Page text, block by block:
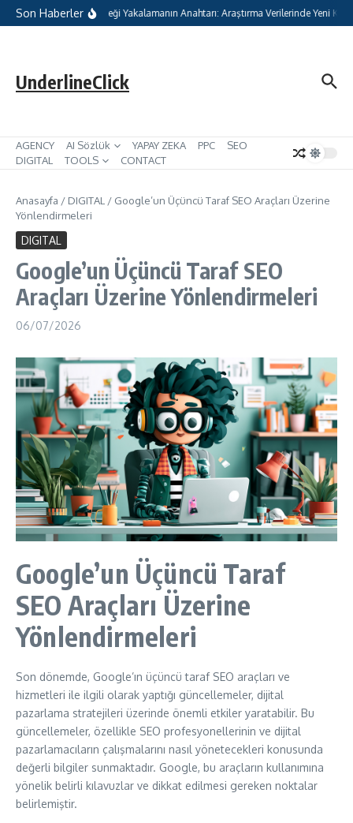
İçeriğe atla
Son Haberler
Pazarlamada Geleceği Yakalamanın Anahtarı: Araştırma Verilerinde Yeni
UnderlineClick
AGENCY AI Sözlük YAPAY ZEKA PPC
SEO
DIGITAL
TOOLS CONTACT
Anasayfa / DIGITAL / Google’un Üçüncü Taraf SEO Araçları Üzerine
Yönlendirmeleri
DIGITAL
Google’un Üçüncü Taraf SEO
Araçları Üzerine Yönlendirmeleri
06/07/2026
Google’un Üçüncü Taraf
SEO Araçları Üzerine
Yönlendirmeleri
Son dönemde, Google’ın üçüncü taraf SEO araçları ve
hizmetleri ile ilgili olarak yaptığı güncellemeler, dijital
pazarlama stratejileri üzerinde önemli etkiler yaratabilir. Bu
güncellemeler, özellikle SEO profesyonellerinin ve dijital
pazarlamacıların çalışmalarını nasıl yönetecekleri konusunda
değerli bilgiler sunmaktadır. Google, bu araçların kullanımına
yönelik belirli kılavuzlar ve dikkat edilmesi gereken noktalar
belirlemiştir.